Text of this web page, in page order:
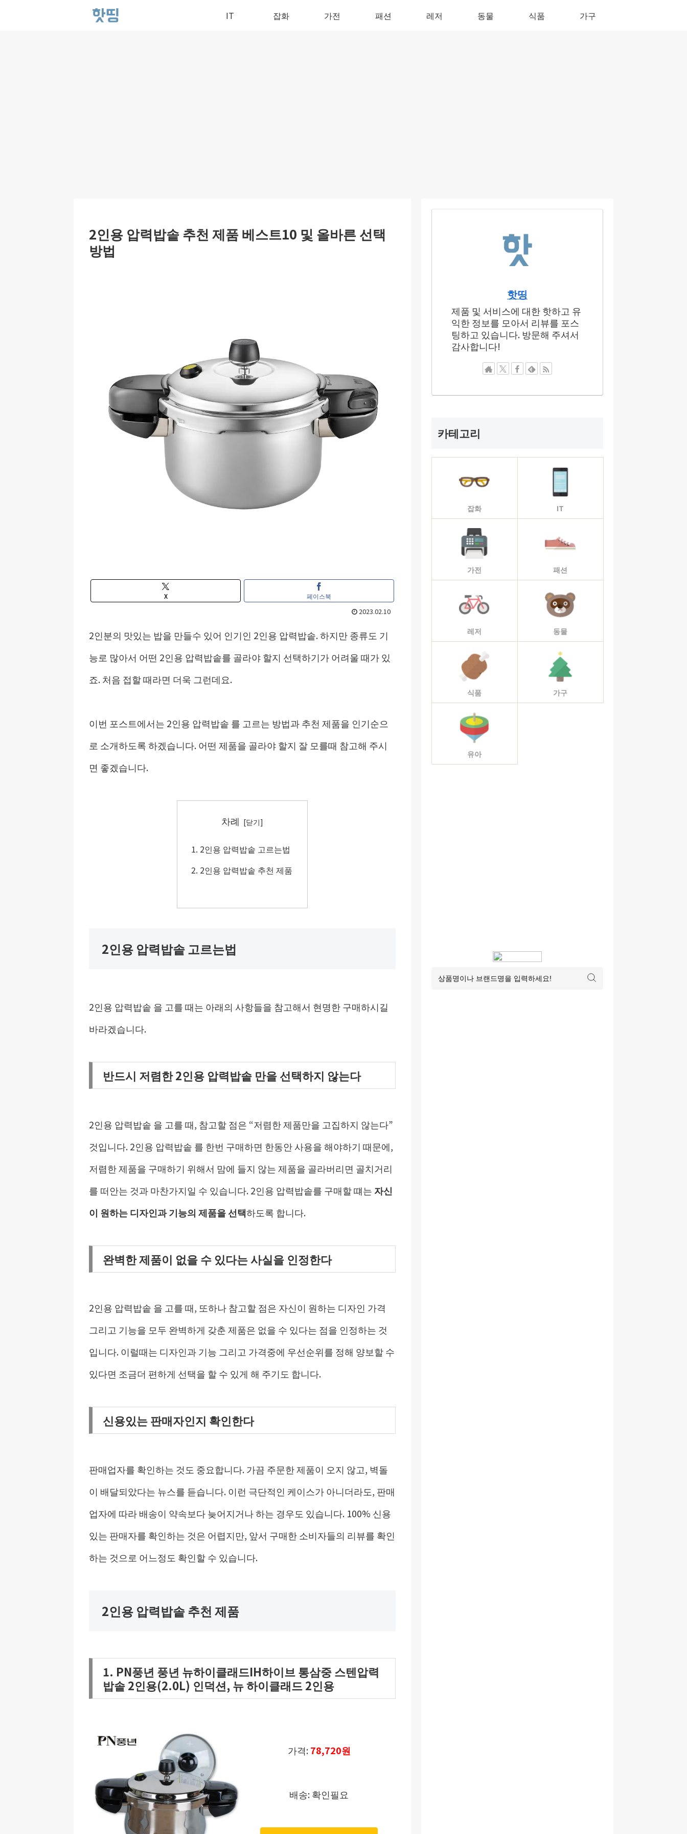
IT 잡화 가전 패션 레저 동물 식품 가구
2인용 압력밥솥 추천 제품 베스트10 및 올바른 선택
방법
X 페이스북
2023.02.10
2인분의 맛있는 밥을 만들수 있어 인기인 2인용 압력밥솥. 하지만 종류도 기
능로 많아서 어떤 2인용 압력밥솥를 골라야 할지 선택하기가 어려울 때가 있
죠. 처음 접할 때라면 더욱 그런데요.
이번 포스트에서는 2인용 압력밥솥 를 고르는 방법과 추천 제품을 인기순으
로 소개하도록 하겠습니다. 어떤 제품을 골라야 할지 잘 모를때 참고해 주시
면 좋겠습니다.
차례
2인용 압력밥솥 고르는법
2인용 압력밥솥 추천 제품
2인용 압력밥솥 고르는법
2인용 압력밥솥 을 고를 때는 아래의 사항들을 참고해서 현명한 구매하시길
바라겠습니다.
반드시 저렴한 2인용 압력밥솥 만을 선택하지 않는다
2인용 압력밥솥 을 고를 때, 참고할 점은 “저렴한 제품만을 고집하지 않는다”
것입니다. 2인용 압력밥솥 를 한번 구매하면 한동안 사용을 해야하기 때문에,
저렴한 제품을 구매하기 위해서 맘에 들지 않는 제품을 골라버리면 골치거리
를 떠안는 것과 마찬가지일 수 있습니다. 2인용 압력밥솥를 구매할 떄는 자신
이 원하는 디자인과 기능의 제품을 선택하도록 합니다.
완벽한 제품이 없을 수 있다는 사실을 인정한다
2인용 압력밥솥 을 고를 때, 또하나 참고할 점은 자신이 원하는 디자인 가격
그리고 기능을 모두 완벽하게 갖춘 제품은 없을 수 있다는 점을 인정하는 것
입니다. 이럴때는 디자인과 기능 그리고 가격중에 우선순위를 정해 양보할 수
있다면 조금더 편하게 선택을 할 수 있게 해 주기도 합니다.
신용있는 판매자인지 확인한다
판매업자를 확인하는 것도 중요합니다. 가끔 주문한 제품이 오지 않고, 벽돌
이 배달되았다는 뉴스를 듣습니다. 이런 극단적인 케이스가 아니더라도, 판매
업자에 따라 배송이 약속보다 늦어지거나 하는 경우도 있습니다. 100% 신용
있는 판매자를 확인하는 것은 어렵지만, 앞서 구매한 소비자들의 리뷰를 확인
하는 것으로 어느정도 확인할 수 있습니다.
2인용 압력밥솥 추천 제품
1. PN풍년 풍년 뉴하이클래드IH하이브 통삼중 스텐압력
밥솥 2인용(2.0L) 인덕션, 뉴 하이클래드 2인용
가격:78,720원
배송: 확인필요
핫띵
제품 및 서비스에 대한 핫하고 유
익한 정보를 모아서 리뷰를 포스
팅하고 있습니다. 방문해 주셔서
감사합니다!
카테고리
잡화 IT
가전 패션
레저 동물
식품 가구
유아